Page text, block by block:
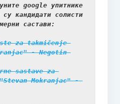
google упитникe
кандидати солисти
састави:
za takmičenje
- Negotin
sastave za
Mokranjac" -